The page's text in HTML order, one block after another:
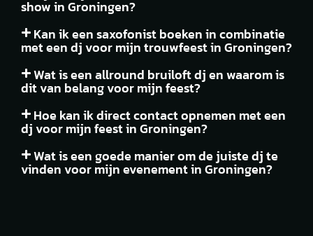
show in Groningen?
Kan ik een saxofonist boeken in combinatie
met een dj voor mijn trouwfeest in Groningen?
Wat is een allround bruiloft dj en waarom is
dit van belang voor mijn feest?
Hoe kan ik direct contact opnemen met een
dj voor mijn feest in Groningen?
Wat is een goede manier om de juiste dj te
vinden voor mijn evenement in Groningen?